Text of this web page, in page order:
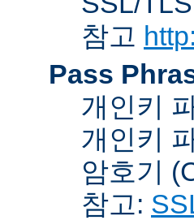
참고
Pass
개인키
개인키
암호기
참고: